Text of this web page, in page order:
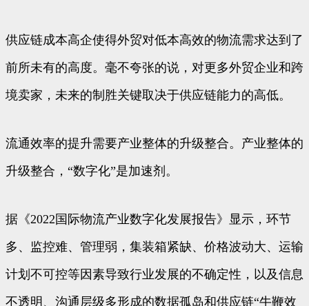
供应链成本高企使得外贸对低本高效的物流需求达到了
前所未有的高度。毫不夸张的说，对更多外贸企业和跨
境卖家，未来的制胜关键取决于供应链能力的高低。
流通效率的提升需要产业整体的升级整合。产业整体的
升级整合，“数字化”是加速剂。
据《2022国际物流产业数字化发展报告》显示，环节
多、监控难、管理弱，集装箱紧缺、价格波动大、运输
计划不可控等因素导致行业发展的不确定性，以及信息
不透明、沟通层级多形成的数据孤岛和供应链“牛鞭效